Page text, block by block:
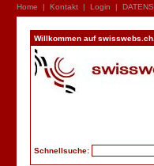
Home | Kontakt | Login |
Willkommen auf
Schnellsuche: